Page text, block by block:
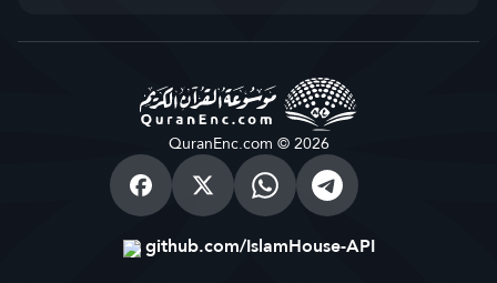
QuranEnc.com © 2026
github.com/IslamHouse-API